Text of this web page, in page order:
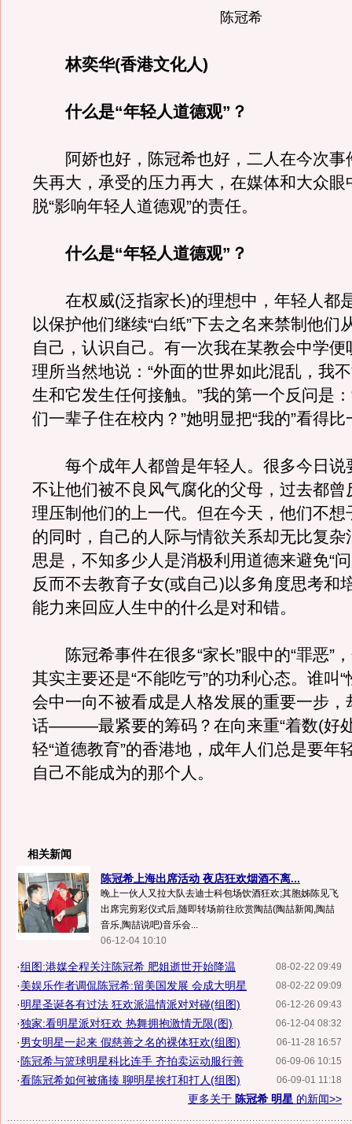
陈冠希
林奕华(香港文化人)
什么是“年轻人道德观”？
阿娇也好，陈冠希也好，二人在今次事
失再大，承受的压力再大，在媒体和大众眼
脱“影响年轻人道德观”的责任。
什么是“年轻人道德观”？
在权威(泛指家长)的理想中，年轻人都
以保护他们继续“白纸”下去之名来禁制他们
自己，认识自己。有一次我在某教会中学便
理所当然地说：“外面的世界如此混乱，我
生和它发生任何接触。”我的第一个反问是
们一辈子住在校内？”她明显把“我的”看得
每个成年人都曾是年轻人。很多今日说
不让他们被不良风气腐化的父母，过去都曾
理压制他们的上一代。但在今天，他们不想
的同时，自己的人际与情欲关系却无比复杂
思是，不知多少人是消极利用道德来避免“
反而不去教育子女(或自己)以多角度思考和
能力来回应人生中的什么是对和错。
陈冠希事件在很多“家长”眼中的“罪恶”，
其实主要还是“不能吃亏”的功利心态。谁叫“
会中一向不被看成是人格发展的重要一步，
话———最紧要的筹码？在向来重“着数(好
轻“道德教育”的香港地，成年人们总是要年
自己不能成为的那个人。
相关新闻
陈冠希上海出席活动 夜店狂欢烟酒不离...
晚上一伙人又拉大队去迪士科包场饮酒狂欢;其胞姊陈见飞
出席完剪彩仪式后,随即转场前往欣赏陶喆(陶喆新闻,陶喆
音乐,陶喆说吧)音乐会...
06-12-04 10:10
08-02-22 09:49
·组图:港媒全程关注陈冠希 肥姐逝世开始降温
08-02-22 09:09
·美娱乐作者调侃陈冠希:留美国发展 会成大明星
06-12-26 09:43
·明星圣诞各有过法 狂欢派温情派对对碰(组图)
06-12-04 08:32
·独家:看明星派对狂欢 热舞拥抱激情无限(图)
06-11-28 16:57
·男女明星一起来 假慈善之名的裸体狂欢(组图)
06-09-06 10:15
· 陈冠希与篮球明星科比连手 齐拍卖运动服行善
06-09-01 11:18
·看陈冠希如何被痛揍 聊明星挨打和打人(组图)
更多关于 陈冠希 明星 的新闻>>